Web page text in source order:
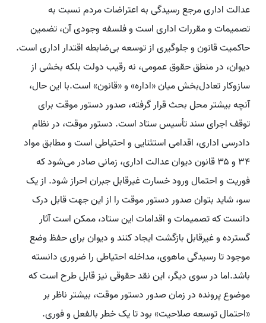
عدالت اداری مرجع رسیدگی به اعتراضات مردم نسبت به
تصمیمات و مقررات اداری است و فلسفه وجودی آن، تضمین
حاکمیت قانون و جلوگیری از توسعه بی‌ضابطه اقتدار اداری است.
دیوان، در منطق حقوق عمومی، نه رقیب دولت بلکه بخشی از
سازوکار تعادل‌بخش میان «اداره» و «قانون» است.با این حال،
آنچه بیشتر محل بحث قرار گرفته، صدور دستور موقت برای
توقف اجرای سند تأسیس ستاد است. دستور موقت، در نظام
دادرسی اداری، اقدامی استثنایی و احتیاطی است و مطابق مواد
۳۴ و ۳۵ قانون دیوان عدالت اداری، زمانی صادر می‌شود که
فوریت و احتمال ورود خسارت غیرقابل جبران احراز شود. از یک
سو، شاید بتوان صدور دستور موقت را از این جهت قابل درک
دانست که تصمیمات و اقدامات این ستاد، ممکن است آثار
گسترده و غیرقابل بازگشت ایجاد کنند و دیوان برای حفظ وضع
موجود تا رسیدگی ماهوی، مداخله احتیاطی را ضروری دانسته
باشد.اما در سوی دیگر، این نقد حقوقی نیز قابل طرح است که
موضوع پرونده در زمان صدور دستور موقت، بیشتر ناظر بر
«احتمال توسعه صلاحیت» بود تا یک خطر بالفعل و فوری.